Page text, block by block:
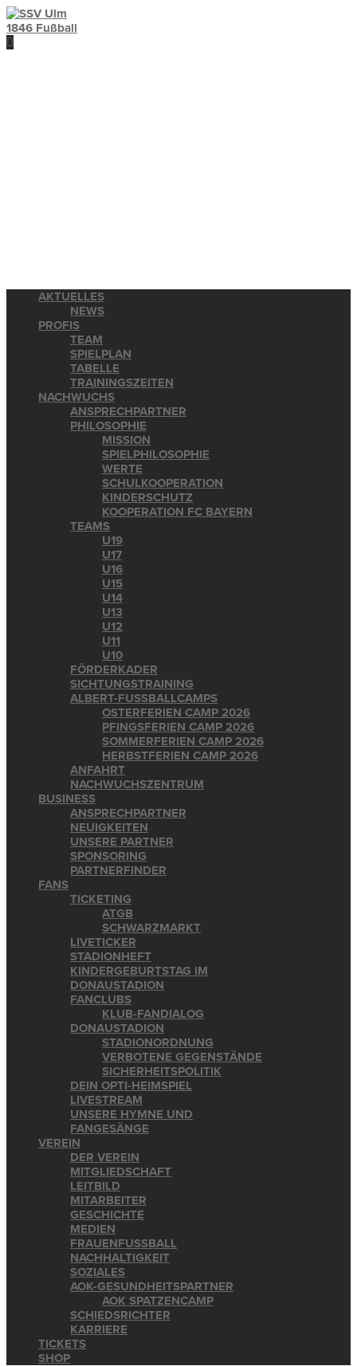
AKTUELLES
NEWS
PROFIS
TEAM
SPIELPLAN
TABELLE
TRAININGSZEITEN
NACHWUCHS
ANSPRECHPARTNER
PHILOSOPHIE
MISSION
SPIELPHILOSOPHIE
WERTE
SCHULKOOPERATION
KINDERSCHUTZ
KOOPERATION FC BAYERN
TEAMS
U19
U17
U16
U15
U14
U13
U12
U11
U10
FÖRDERKADER
SICHTUNGSTRAINING
ALBERT-FUSSBALLCAMPS
OSTERFERIEN CAMP 2026
PFINGSFERIEN CAMP 2026
SOMMERFERIEN CAMP 2026
HERBSTFERIEN CAMP 2026
ANFAHRT
NACHWUCHSZENTRUM
BUSINESS
ANSPRECHPARTNER
NEUIGKEITEN
UNSERE PARTNER
SPONSORING
PARTNERFINDER
FANS
TICKETING
ATGB
SCHWARZMARKT
LIVETICKER
STADIONHEFT
KINDERGEBURTSTAG IM
DONAUSTADION
FANCLUBS
KLUB-FANDIALOG
DONAUSTADION
STADIONORDNUNG
VERBOTENE GEGENSTÄNDE
SICHERHEITSPOLITIK
DEIN OPTI-HEIMSPIEL
LIVESTREAM
UNSERE HYMNE UND
FANGESÄNGE
VEREIN
DER VEREIN
MITGLIEDSCHAFT
LEITBILD
MITARBEITER
GESCHICHTE
MEDIEN
FRAUENFUSSBALL
NACHHALTIGKEIT
SOZIALES
AOK-GESUNDHEITSPARTNER
AOK SPATZENCAMP
SCHIEDSRICHTER
KARRIERE
TICKETS
SHOP